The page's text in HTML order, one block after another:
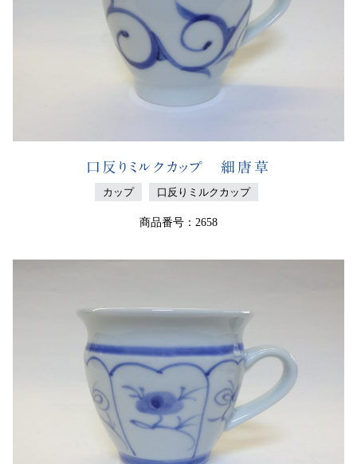
口反りミルクカップ 細唐草
カップ 口反りミルクカップ
商品番号：2658